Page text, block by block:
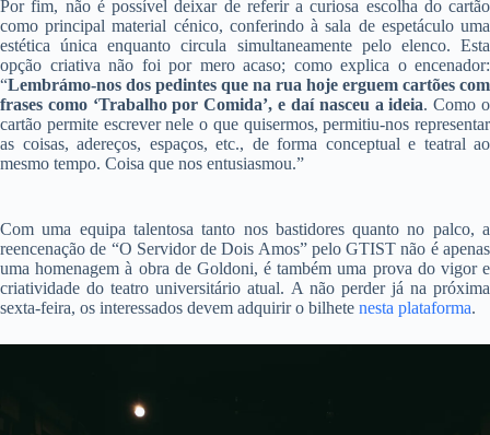
Por fim, não é possível deixar de referir a curiosa escolha do cartão
como principal material cénico, conferindo à sala de espetáculo uma
estética única enquanto circula simultaneamente pelo elenco. Esta
opção criativa não foi por mero acaso; como explica o encenador:
“Lembrámo-nos dos pedintes que na rua hoje erguem cartões com
frases como ‘Trabalho por Comida’, e daí nasceu a ideia. Como o
cartão permite escrever nele o que quisermos, permitiu-nos representar
as coisas, adereços, espaços, etc., de forma conceptual e teatral ao
mesmo tempo. Coisa que nos entusiasmou.”
Com uma equipa talentosa tanto nos bastidores quanto no palco, a
reencenação de “O Servidor de Dois Amos” pelo GTIST não é apenas
uma homenagem à obra de Goldoni, é também uma prova do vigor e
criatividade do teatro universitário atual. A não perder já na próxima
sexta-feira, os interessados devem adquirir o bilhete nesta plataforma.